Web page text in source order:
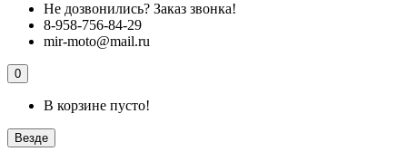
Не дозвонились? Заказ звонка!
8-958-756-84-29
mir-moto@mail.ru
0
В корзине пусто!
Везде